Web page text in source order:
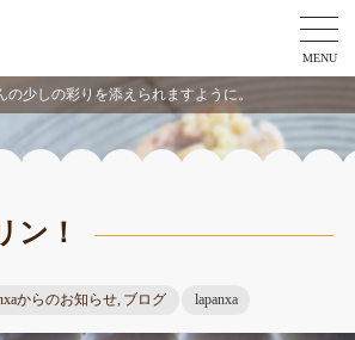
MENU
の少しの彩りを添えられますように。
ン！
からのお知らせ, ブログ lapanxa